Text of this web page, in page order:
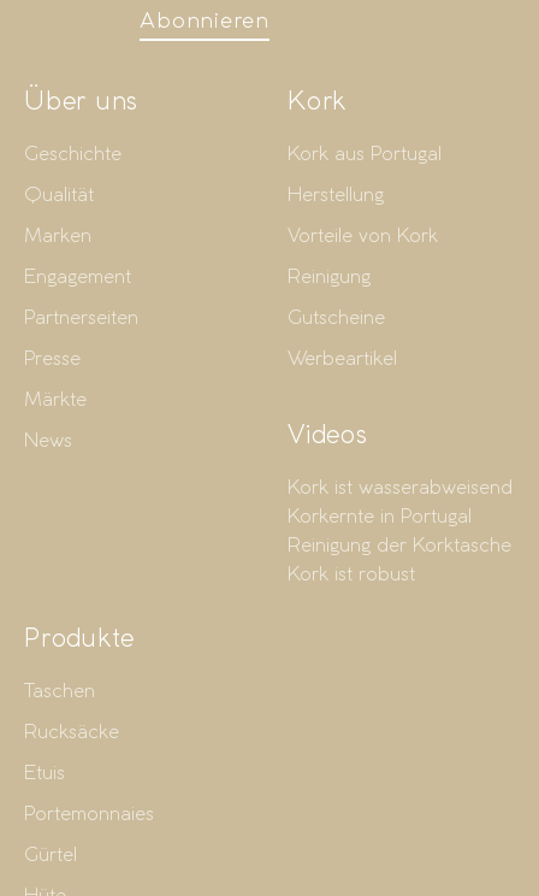
Abonnieren
Über uns
Geschichte
Qualität
Marken
Engagement
Partnerseiten
Presse
Märkte
News
Kork
Kork aus Portugal
Herstellung
Vorteile von Kork
Reinigung
Gutscheine
Werbeartikel
Videos
Kork ist wasserabweisend
Korkernte in Portugal
Reinigung der Korktasche
Kork ist robust
Produkte
Taschen
Rucksäcke
Etuis
Portemonnaies
Gürtel